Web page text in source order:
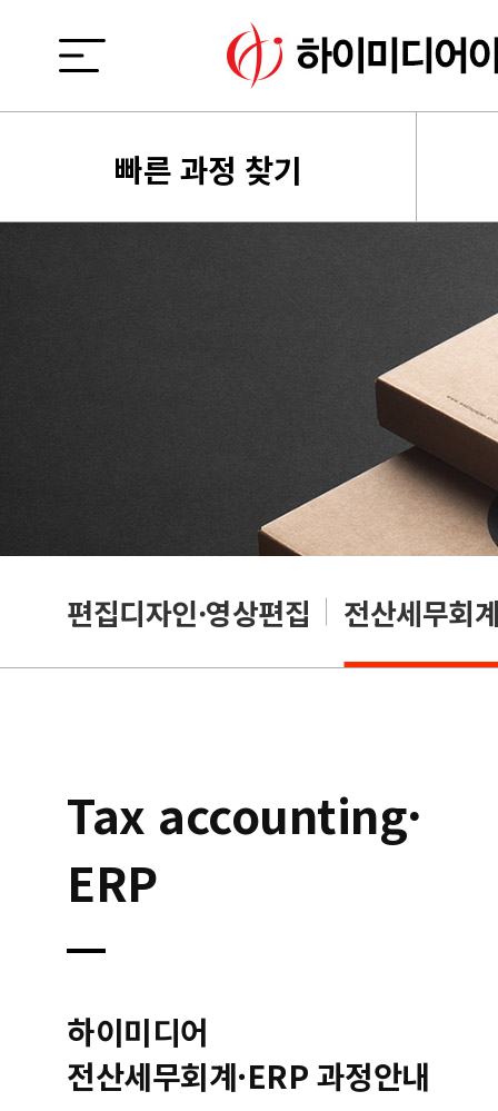
빠른 과정 찾기
편집디자인·영상편집 전산세무회
Tax accounting·
ERP
하이미디어
전산세무회계·ERP 과정안내